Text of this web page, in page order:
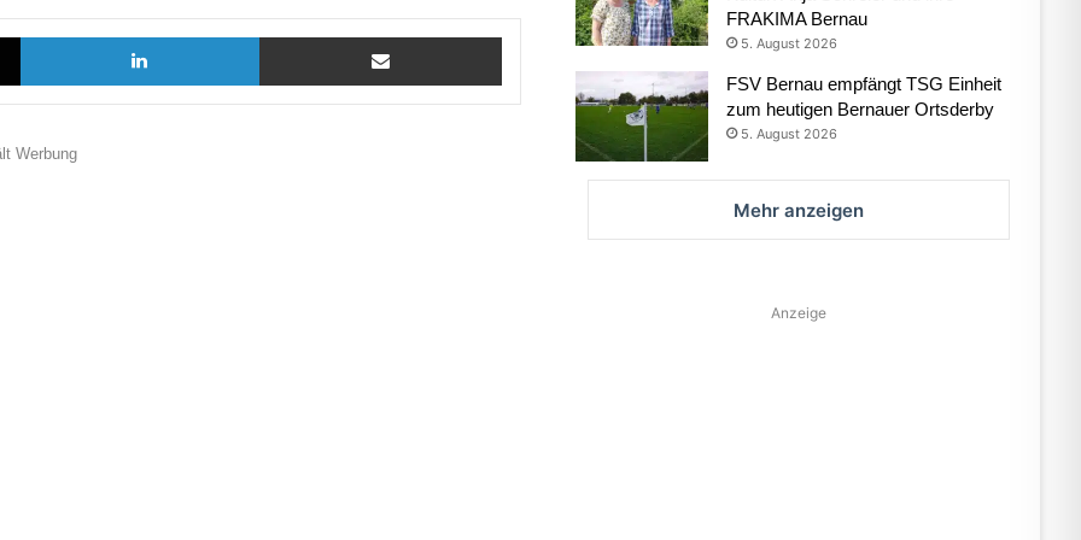
X LinkedIn Teilen via E-Mail
Werbung
FRAKIMA Bernau
5. August 2026
FSV Bernau empfängt TSG Einheit
zum heutigen Bernauer Ortsderby
5. August 2026
Mehr anzeigen
Anzeige